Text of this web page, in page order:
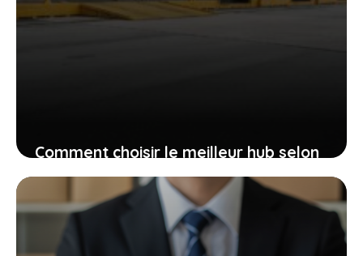
Comment choisir le meilleur hub selon
la taille de mon entreprise ?
14 juin 2026